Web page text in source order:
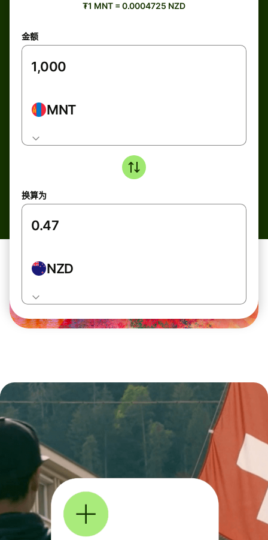
₮1 MNT = 0.0004725 NZD
金额
MNT
换算为
NZD